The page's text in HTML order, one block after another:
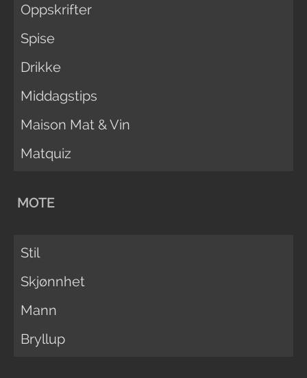
Oppskrifter
Spise
Drikke
Middagstips
Maison Mat & Vin
Matquiz
MOTE
Stil
Skjønnhet
Mann
Bryllup